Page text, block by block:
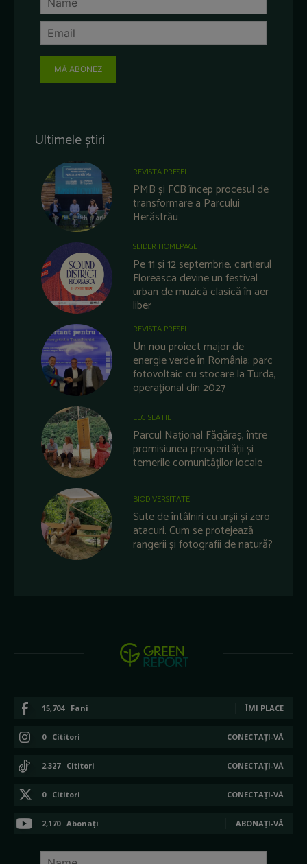
MĂ ABONEZ
Ultimele știri
REVISTA PRESEI
PMB și FCB încep procesul de
transformare a Parcului
Herăstrău
SLIDER HOMEPAGE
Pe 11 și 12 septembrie, cartierul
Floreasca devine un festival
urban de muzică clasică în aer
liber
REVISTA PRESEI
Un nou proiect major de
energie verde în România: parc
fotovoltaic cu stocare la Turda,
operațional din 2027
LEGISLATIE
Parcul Național Făgăraș, între
promisiunea prosperității și
temerile comunităților locale
BIODIVERSITATE
Sute de întâlniri cu urșii și zero
atacuri. Cum se protejează
rangerii și fotografii de natură?
15,704 Fani ÎMI PLACE
0 Cititori CONECTAȚI-VĂ
2,327 Cititori CONECTAȚI-VĂ
0 Cititori CONECTAȚI-VĂ
2,170 Abonați ABONAȚI-VĂ